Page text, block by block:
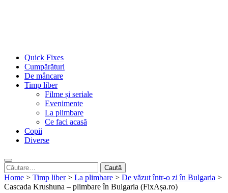
Quick Fixes
Cumpărături
De mâncare
Timp liber
Filme și seriale
Evenimente
La plimbare
Ce faci acasă
Copii
Diverse
Caută
după:
Home > Timp liber> La plimbare > De văzut într-o zi în Bulgaria >
Cascada Krushuna – plimbare în Bulgaria (FixAșa.ro)